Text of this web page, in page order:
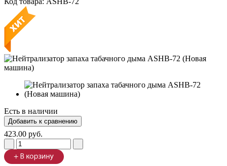
Есть в наличии
423.00 руб.